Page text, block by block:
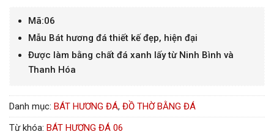
Mã:06
Mẫu Bát hương đá thiết kế đẹp, hiện đại
Được làm bằng chất đá xanh lấy từ Ninh Bình và
Thanh Hóa
Danh mục: BÁT HƯƠNG ĐÁ, ĐỒ THỜ BẰNG ĐÁ
Từ khóa: BÁT HƯƠNG ĐÁ 06